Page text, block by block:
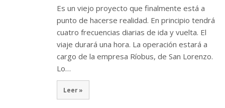
Es un viejo proyecto que finalmente está a
punto de hacerse realidad. En principio tendrá
cuatro frecuencias diarias de ida y vuelta. El
viaje durará una hora. La operación estará a
cargo de la empresa Ríobus, de San Lorenzo.
Lo…
Leer »